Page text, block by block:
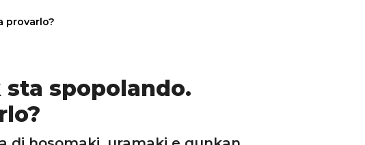
provarlo?
spopolando.